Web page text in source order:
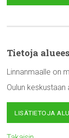
Tietoja
Linnanmaalle on
Oulun
LISÄTIETOJA